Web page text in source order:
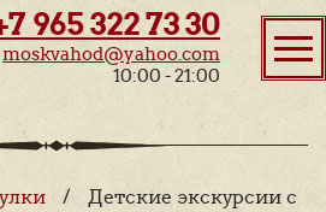
965 322 73 30
moskvahod@yahoo.com
10:00 - 21:00
/
Детские экскурсии с